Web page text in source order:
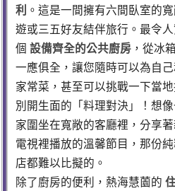
利 。這是一間擁有六間臥室的
遊或三五好友結伴旅行。最令
個 設備齊全的公共廚房，從冰
一應俱全，讓您隨時可以為自
家常菜，甚至可以挑戰一下當
別開生面的「料理對決」！想
家圍坐在寬敞的客廳裡，分享
電視裡播放的溫馨節目，那份
店都難以比擬的。
除了廚房的便利，熱海慧薗的